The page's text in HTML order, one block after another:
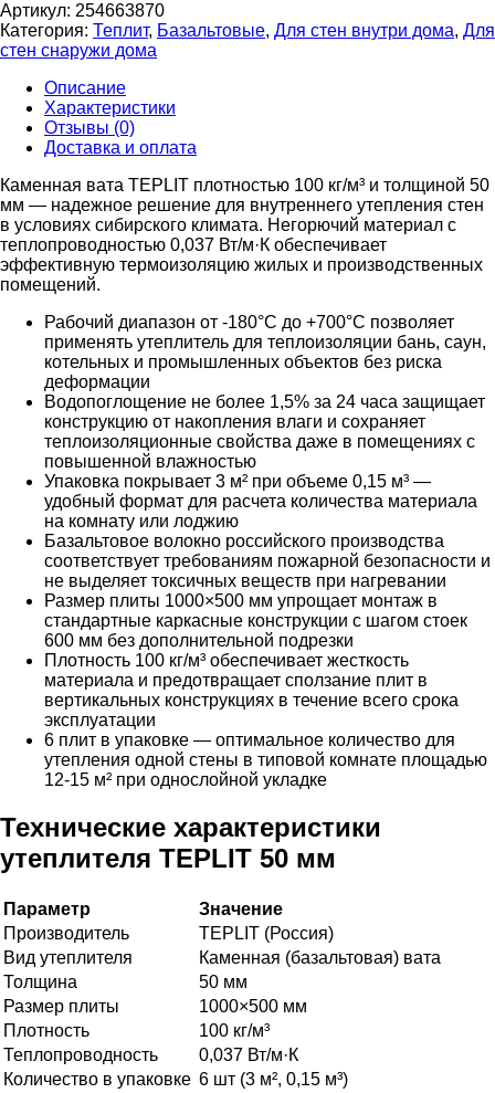
Артикул: 254663870
Категория: Теплит, Базальтовые, Для стен внутри дома, Для
стен снаружи дома
Описание
Характеристики
Отзывы (0)
Доставка и оплата
Каменная вата TEPLIT плотностью 100 кг/м³ и толщиной 50
мм — надежное решение для внутреннего утепления стен
в условиях сибирского климата. Негорючий материал с
теплопроводностью 0,037 Вт/м·К обеспечивает
эффективную термоизоляцию жилых и производственных
помещений.
Рабочий диапазон от -180°C до +700°C позволяет
применять утеплитель для теплоизоляции бань, саун,
котельных и промышленных объектов без риска
деформации
Водопоглощение не более 1,5% за 24 часа защищает
конструкцию от накопления влаги и сохраняет
теплоизоляционные свойства даже в помещениях с
повышенной влажностью
Упаковка покрывает 3 м² при объеме 0,15 м³ —
удобный формат для расчета количества материала
на комнату или лоджию
Базальтовое волокно российского производства
соответствует требованиям пожарной безопасности и
не выделяет токсичных веществ при нагревании
Размер плиты 1000×500 мм упрощает монтаж в
стандартные каркасные конструкции с шагом стоек
600 мм без дополнительной подрезки
Плотность 100 кг/м³ обеспечивает жесткость
материала и предотвращает сползание плит в
вертикальных конструкциях в течение всего срока
эксплуатации
6 плит в упаковке — оптимальное количество для
утепления одной стены в типовой комнате площадью
12-15 м² при однослойной укладке
Технические характеристики
утеплителя TEPLIT 50 мм
Параметр
Значение
Производитель
TEPLIT (Россия)
Вид утеплителя
Каменная (базальтовая) вата
Толщина
50 мм
Размер плиты
1000×500 мм
Плотность
100 кг/м³
Теплопроводность
0,037 Вт/м·К
Количество в упаковке 6 шт (3 м², 0,15 м³)